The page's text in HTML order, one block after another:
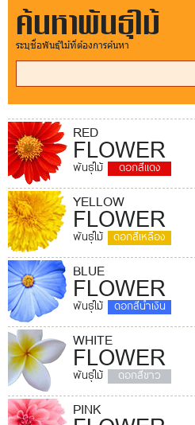
ค้นหาพันธุ์ไม้
ระบุชื่อพันธุ์ไม้ที่ต้องการค้นหา
RED
FLOWER
พันธุ์ไม้ ดอกสีแดง
YELLOW
FLOWER
พันธุ์ไม้ ดอกสีเหลือง
BLUE
FLOWER
พันธุ์ไม้ ดอกสีน้ำเงิน
WHITE
FLOWER
พันธุ์ไม้ ดอกสีขาว
PINK